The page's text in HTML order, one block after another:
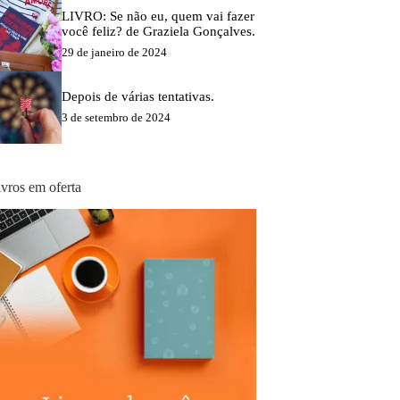
LIVRO: Se não eu, quem vai fazer
você feliz? de Graziela Gonçalves.
29 de janeiro de 2024
Depois de várias tentativas.
3 de setembro de 2024
em oferta